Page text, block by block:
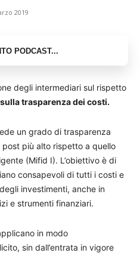
2019
degli intermediari sul rispetto
trasparenza dei costi.
un grado di trasparenza
più alto rispetto a quello
(Mifid I). L’obiettivo è di
consapevoli di tutti i costi e
investimenti, anche in
e strumenti finanziari.
in modo
sin dall’entrata in vigore